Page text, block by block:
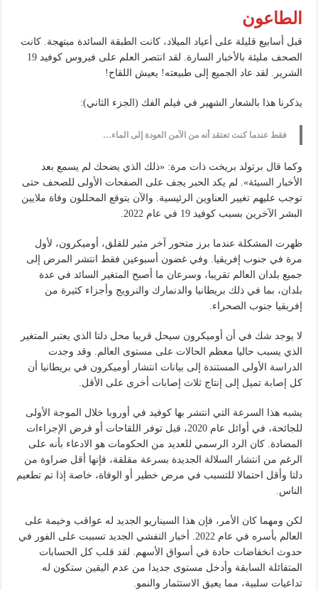
الطاعون
قبل أسابيع قليلة على أعياد الميلاد، كانت الطبقة السائدة مبتهجة. كانت
الصحف مليئة بالأخبار السارة. لقد انتصر العلم على فيروس كوفيد 19
الشرير. لقد عاد الجميع إلى طبيعته! يعيش اللقاح!
يذكرنا هذا بالشعار الشهير في فيلم الفك (الجزء الثاني):
فقط عندما كنت تعتقد أنه من الآمن العودة إلى الماء…
وكما قال برتولد بريخت ذات مرة: «ذلك الذي يضحك لم يسمع بعد
الأخبار السيئة». لم يكد الحبر يجف على الصفحات الأولى للصحف حتى
توجب عليهم تغيير العناوين الرئيسية. والآن يتوقع المحللون وفاة ملايين
البشر الآخرين بسبب كوفيد 19 في عام 2022.
ظهرت المشكلة عندما برز متحور آخر مثير للقلق، أوميكرون، لأول
مرة في جنوب إفريقيا. وفي غضون أسبوعين فقط انتشر المرض إلى
جميع بلدان العالم تقريبا، وسرعان ما أصبح المتغير السائد في عدة
بلدان، بما في ذلك بريطانيا والدنمارك والنرويج وأجزاء كثيرة من
إفريقيا جنوب الصحراء.
لا يوجد شك في أن أوميكرون سيحل قريبا محل دلتا الذي يعتبر المتغير
الذي يسبب حاليا معظم الحالات على مستوى العالم. وقد وجدت
الدراسة الأولى المستندة إلى بيانات انتشار أوميكرون في بريطانيا أن
كل إصابة تميل إلى إنتاج ثلاث إصابات أخرى على الأقل.
يشبه هذا السرعة التي انتشر بها كوفيد في أوروبا خلال الموجة الأولى
للجائحة، في أوائل عام 2020، قبل توفر اللقاحات أو فرض الإجراءات
المضادة. كان الرد الرسمي للعديد من الحكومات هو الادعاء بأنه على
الرغم من انتشار السلالة الجديدة بسرعة مقلقة، فإنها أقل ضراوة من
دلتا وأقل احتمالا للتسبب في مرض خطير أو الوفاة، خاصة إذا تم تطعيم
الناس.
لكن ومهما كان الأمر، فإن هذا السيناريو الجديد له عواقب وخيمة على
العالم بأسره في عام 2022. أخبار التفشي الجديد تسببت على الفور في
حدوث انخفاضات حادة في أسواق الأسهم. لقد قلب كل الحسابات
المتفائلة السابقة وأدخل مستوى جديدا من عدم اليقين ستكون له
تداعيات سلبية، مما يعيق الاستثمار والنمو.